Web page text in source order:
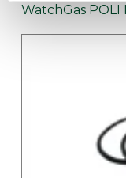
WatchGas